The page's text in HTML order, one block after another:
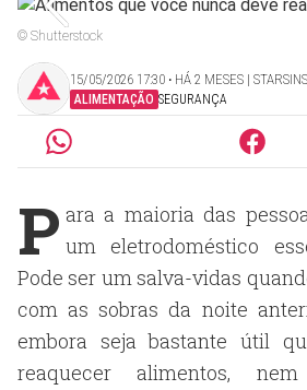
© Shutterstock
15/05/2026 17:30 ‧ HÁ 2 MESES |
ALIMENTAÇÃO SEGURANÇA
P ara a maioria das
um eletrodoméstico
Pode ser um salva-vidas
com as sobras da noite
embora seja bastante útil
reaquecer alimentos,